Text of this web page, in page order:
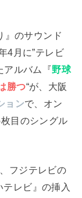
』のサウンド
4月に”テレビ
アルバム『野球
勝つ“が、大阪
ョンで、オン
目のシングル
フジテレビの
レビ』の挿入